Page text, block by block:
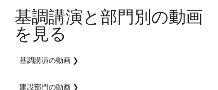
基調講演と部門別の動画
を見る
基調講演の動画 ❯
建設部門の動画 ❯